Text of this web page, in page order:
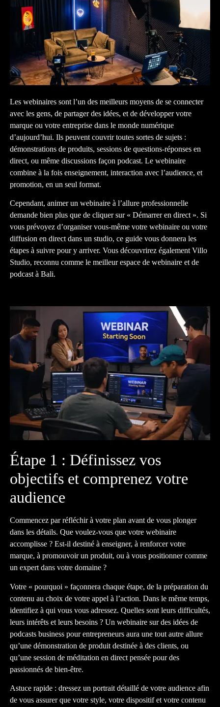
Les webinaires sont l’un des meilleurs moyens de se connecter
avec les gens, de partager des idées, et de développer votre
marque ou votre entreprise dans le monde numérique
d’aujourd’hui. Ils peuvent couvrir toutes sortes de sujets :
démonstrations de produits, sessions de questions-réponses en
direct, ou même discussions façon podcast. Le webinaire
combine à la fois enseignement, interaction avec l’audience, et
promotion, en un seul format.
Cependant, animer un webinaire à l’allure professionnelle
demande bien plus que de cliquer sur « Démarrer en direct ». Si
vous prévoyez d’organiser vous-même votre webinaire ou votre
diffusion en direct dans un studio, ce guide vous donnera les
étapes à suivre pour y arriver. Vous découvrirez également Villo
Studio, reconnu comme le meilleur espace de webinaire et de
podcast à Bali.
Étape 1 : Définissez vos
objectifs et comprenez votre
audience
Commencez par réfléchir à votre plan avant de vous plonger
dans les détails. Que voulez-vous que votre webinaire
accomplisse ? Est-il destiné à enseigner, à renforcer votre
marque, à promouvoir un produit, ou à vous positionner comme
un expert dans votre domaine ?
Votre « pourquoi » façonnera chaque étape, de la préparation du
contenu au choix de votre appel à l’action. Dans le même temps,
identifiez à qui vous vous adressez. Quelles sont leurs difficultés,
leurs intérêts et leurs besoins ? Un webinaire sur des idées de
podcasts business pour entrepreneurs aura une tout autre allure
qu’une démonstration de produit destinée à des clients, ou
qu’une session de méditation en direct pensée pour des
passionnés de bien-être.
Astuce rapide : dressez un portrait détaillé de votre audience afin
de vous assurer que votre style, votre dispositif et votre contenu